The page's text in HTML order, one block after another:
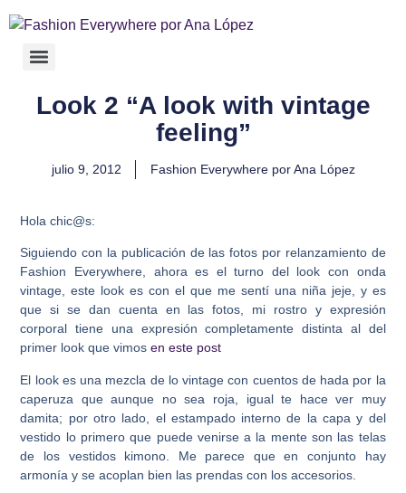
Look 2 “A look with vintage
feeling”
julio 9, 2012 Fashion Everywhere por Ana López
Hola chic@s:
Siguiendo con la publicación de las fotos por relanzamiento de
Fashion Everywhere, ahora es el turno del look con onda
vintage, este look es con el que me sentí una niña jeje, y es
que si se dan cuenta en las fotos, mi rostro y expresión
corporal tiene una expresión completamente distinta al del
primer look que vimosen este post
El look es una mezcla de lo vintage con cuentos de hada por la
caperuza que aunque no sea roja, igual te hace ver muy
damita; por otro lado, el estampado interno de la capa y del
vestido lo primero que puede venirse a la mente son las telas
de los vestidos kimono. Me parece que en conjunto hay
armonía y se acoplan bien las prendas con los accesorios.